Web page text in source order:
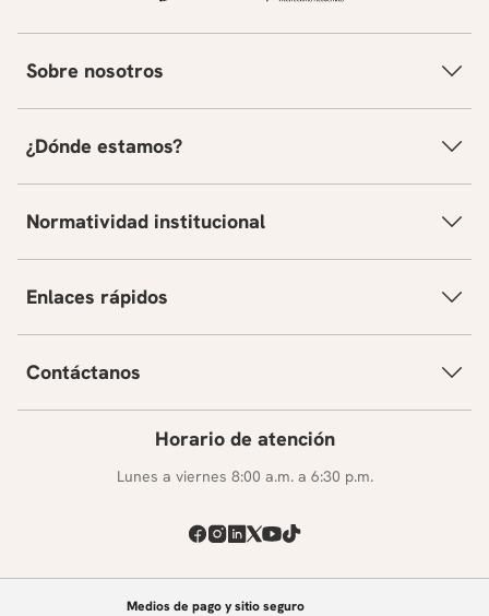
Sobre nosotros
¿Dónde estamos?
Normatividad institucional
Enlaces rápidos
Contáctanos
Horario de atención
Lunes a viernes 8:00 a.m. a 6:30 p.m.
Medios de pago y sitio seguro